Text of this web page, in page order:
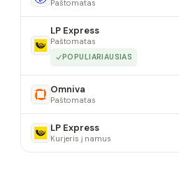
Paštomatas
LP Express
Paštomatas
POPULIARIAUSIAS
Omniva
Paštomatas
LP Express
Kurjeris į namus